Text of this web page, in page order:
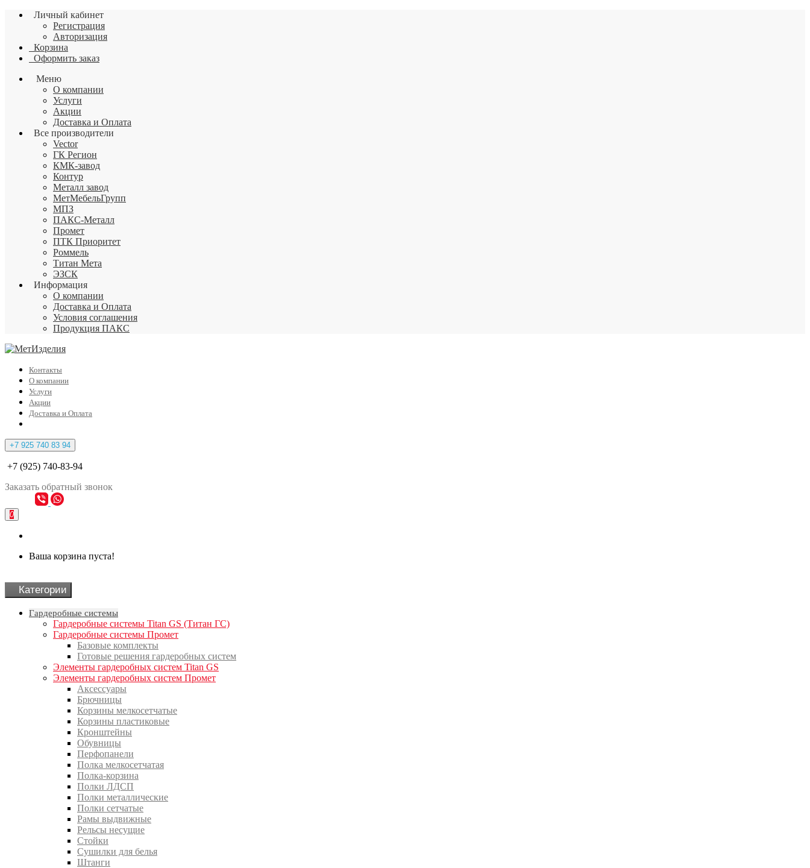
Личный кабинет
Регистрация
Авторизация
Корзина
Оформить заказ
Меню
О компании
Услуги
Акции
Доставка и Оплата
Все производители
Vector
ГК Регион
КМК-завод
Контур
Металл завод
МетМебельГрупп
МПЗ
ПАКС-Металл
Промет
ПТК Приоритет
Роммель
Титан Мета
ЭЗСК
Информация
О компании
Доставка и Оплата
Условия соглашения
Продукция ПАКС
Контакты
О компании
Услуги
Акции
Доставка и Оплата
+7 925 740 83 94
+7 (925) 740-83-94
Заказать обратный звонок
0
Ваша корзина пуста!
Категории
Гардеробные системы
Гардеробные системы Titan GS (Титан ГС)
Гардеробные системы Промет
Базовые комплекты
Готовые решения гардеробных систем
Элементы гардеробных систем Titan GS
Элементы гардеробных систем Промет
Аксессуары
Брючницы
Корзины мелкосетчатые
Корзины пластиковые
Кронштейны
Обувницы
Перфопанели
Полка мелкосетчатая
Полка-корзина
Полки ЛДСП
Полки металлические
Полки сетчатые
Рамы выдвижные
Рельсы несущие
Стойки
Сушилки для белья
Штанги